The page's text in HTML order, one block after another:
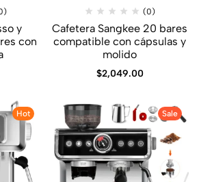
y
con
(0)
Cafetera Sangkee 20 bares
compatible con cápsulas y
molido
$2,049.00
Hot Sale